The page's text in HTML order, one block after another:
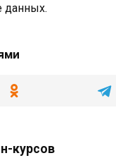
данных.
курсов